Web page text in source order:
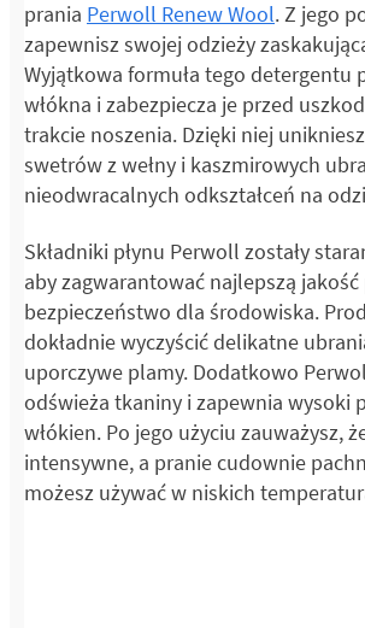
prania Perwoll Renew Wool. Z jego
zapewnisz swojej odzieży
Wyjątkowa formuła tego detergentu
włókna i zabezpiecza je przed
trakcie noszenia. Dzięki niej
swetrów z wełny i kaszmirowych
nieodwracalnych odkształceń na
Składniki płynu Perwoll zostały
aby zagwarantować najlepszą jakość
bezpieczeństwo dla środowiska.
dokładnie wyczyścić delikatne
uporczywe plamy. Dodatkowo
odświeża tkaniny i zapewnia wysoki
włókien. Po jego użyciu zauważysz,
intensywne, a pranie cudownie
możesz używać w niskich